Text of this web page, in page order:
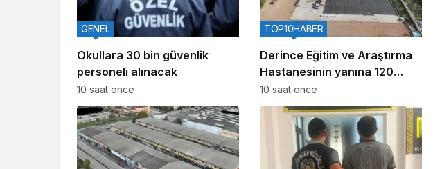
Okullara 30 bin güvenlik
personeli alınacak
GENEL
10 saat önce
Derince Eğitim ve Araştırma
Hastanesinin yanına 120
yataklı yeni tesis
TOP10HABER
10 saat önce